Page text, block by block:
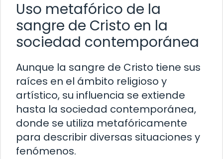
Uso metafórico de la
sangre de Cristo en la
sociedad contemporánea
Aunque la sangre de Cristo tiene sus
raíces en el ámbito religioso y
artístico, su influencia se extiende
hasta la sociedad contemporánea,
donde se utiliza metafóricamente
para describir diversas situaciones y
fenómenos.